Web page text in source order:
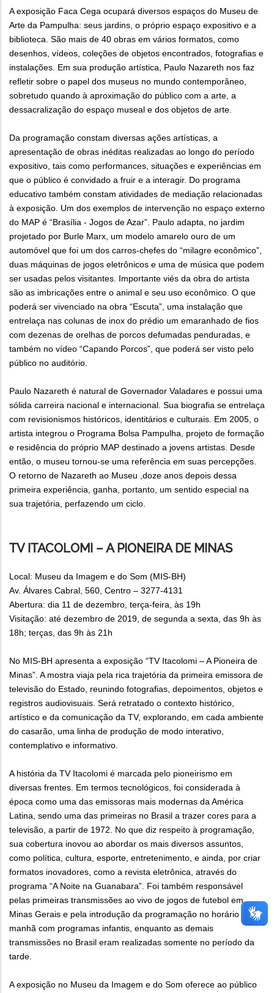
A exposição Faca Cega ocupará diversos espaços do Museu de
Arte da Pampulha: seus jardins, o próprio espaço expositivo e a
biblioteca. São mais de 40 obras em vários formatos, como
desenhos, vídeos, coleções de objetos encontrados, fotografias e
instalações. Em sua produção artística, Paulo Nazareth nos faz
refletir sobre o papel dos museus no mundo contemporâneo,
sobretudo quando à aproximação do público com a arte, a
dessacralização do espaço museal e dos objetos de arte.
Da programação constam diversas ações artísticas, a
apresentação de obras inéditas realizadas ao longo do período
expositivo, tais como performances, situações e experiências em
que o público é convidado a fruir e a interagir. Do programa
educativo também constam atividades de mediação relacionadas
à exposição. Um dos exemplos de intervenção no espaço externo
do MAP é “Brasília - Jogos de Azar”. Paulo adapta, no jardim
projetado por Burle Marx, um modelo amarelo ouro de um
automóvel que foi um dos carros-chefes do “milagre econômico”,
duas máquinas de jogos eletrônicos e uma de música que podem
ser usadas pelos visitantes. Importante viés da obra do artista
são as imbricações entre o animal e seu uso econômico. O que
poderá ser vivenciado na obra “Escuta”, uma instalação que
entrelaça nas colunas de inox do prédio um emaranhado de fios
com dezenas de orelhas de porcos defumadas penduradas, e
também no vídeo “Capando Porcos”, que poderá ser visto pelo
público no auditório.
Paulo Nazareth é natural de Governador Valadares e possui uma
sólida carreira nacional e internacional. Sua biografia se entrelaça
com revisionismos históricos, identitários e culturais. Em 2005, o
artista integrou o Programa Bolsa Pampulha, projeto de formação
e residência do próprio MAP destinado a jovens artistas. Desde
então, o museu tornou-se uma referência em suas percepções.
O retorno de Nazareth ao Museu ,doze anos depois dessa
primeira experiência, ganha, portanto, um sentido especial na
sua trajetória, perfazendo um ciclo.
TV ITACOLOMI – A PIONEIRA DE MINAS
Local: Museu da Imagem e do Som (MIS-BH)
Av. Álvares Cabral, 560, Centro – 3277-4131
Abertura: dia 11 de dezembro, terça-feira, às 19h
Visitação: até dezembro de 2019, de segunda a sexta, das 9h às
18h; terças, das 9h às 21h
No MIS-BH apresenta a exposição “TV Itacolomi – A Pioneira de
Minas”. A mostra viaja pela rica trajetória da primeira emissora de
televisão do Estado, reunindo fotografias, depoimentos, objetos e
registros audiovisuais. Será retratado o contexto histórico,
artístico e da comunicação da TV, explorando, em cada ambiente
do casarão, uma linha de produção de modo interativo,
contemplativo e informativo.
A história da TV Itacolomi é marcada pelo pioneirismo em
diversas frentes. Em termos tecnológicos, foi considerada à
época como uma das emissoras mais modernas da América
Latina, sendo uma das primeiras no Brasil a trazer cores para a
televisão, a partir de 1972. No que diz respeito à programação,
sua cobertura inovou ao abordar os mais diversos assuntos,
como política, cultura, esporte, entretenimento, e ainda, por criar
formatos inovadores, como a revista eletrônica, através do
programa “A Noite na Guanabara”. Foi também responsável
pelas primeiras transmissões ao vivo de jogos de futebol em
Minas Gerais e pela introdução da programação no horário da
manhã com programas infantis, enquanto as demais
transmissões no Brasil eram realizadas somente no período da
tarde.
A exposição no Museu da Imagem e do Som oferece ao público